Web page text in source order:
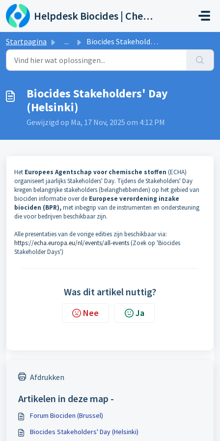
Doorgaan naar hoofdinhoud
Helpdesk Biocides | Chemicals | Products
Startpagina ... Biocides Stakeholders' Day (Helsinki)
Biocides Stakeholders' Day
(Helsinki)
Gewijzigd op Ma, 17 Nov, 2025 om 4:12 PM
Het Europees Agentschap voor chemische stoffen (ECHA)
organiseert jaarlijks Stakeholders' Day. Tijdens de Stakeholders' Day
kregen belangrijke stakeholders (belanghebbenden) op het gebied van
biociden informatie over de Europese verordening inzake
biociden (BPR),met inbegrip van de instrumenten en ondersteuning
die voor bedrijven beschikbaar zijn.
Alle presentaties van de vorige edities zijn beschikbaar via:
https://echa.europa.eu/nl/events/all-events(Zoek op 'Biocides
Stakeholder Days')
Was dit artikel nuttig?
Nee Ja
Afdrukken
Artikelen in deze map -
Forum Biociden (Brussel)
Biocides Stakeholders' Day (Helsinki)